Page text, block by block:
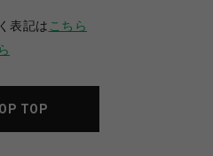
表記は こちら
TOP